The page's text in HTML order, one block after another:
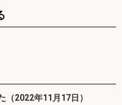
（2022年11月17日）